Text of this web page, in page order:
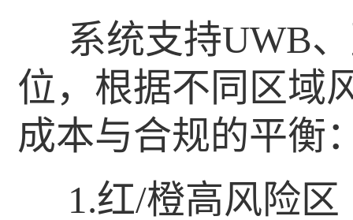
系统支持UWB
位，根据不同区域
成本与合规的平衡
1.红/橙高风险